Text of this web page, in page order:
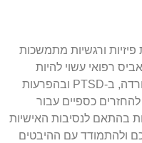
ורגשיות מתמשכות
רפואי עשוי להיות
אפשרות מעשית לטיפול בכאבים, בחרדה, ב-PTSD ובהפרעות
כספיים עבור
לנסיבות האישיות
ולהתמודד עם ההיבטים